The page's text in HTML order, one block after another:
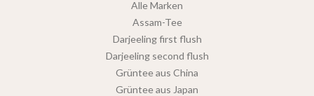
Alle Marken
Assam-Tee
Darjeeling first flush
Darjeeling second flush
Grüntee aus China
Grüntee aus Japan